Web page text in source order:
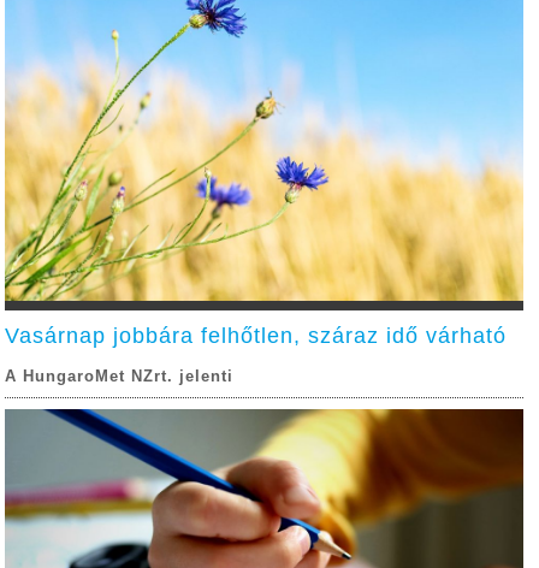
Vasárnap jobbára felhőtlen, száraz idő várható
A HungaroMet NZrt. jelenti